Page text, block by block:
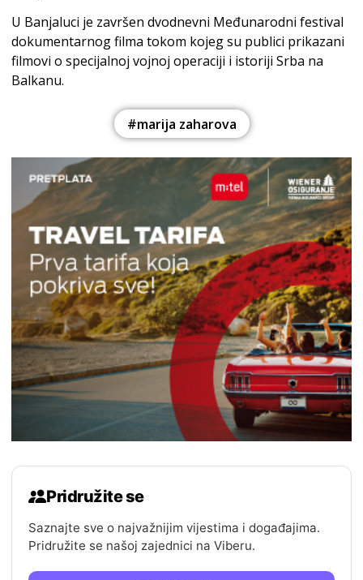
U Banjaluci je završen dvodnevni Međunarodni festival
dokumentarnog filma tokom kojeg su publici prikazani
filmovi o specijalnoj vojnoj operaciji i istoriji Srba na
Balkanu.
#marija zaharova
Pridružite se
Saznajte sve o najvažnijim vijestima i događajima.
Pridružite se našoj zajednici na Viberu.